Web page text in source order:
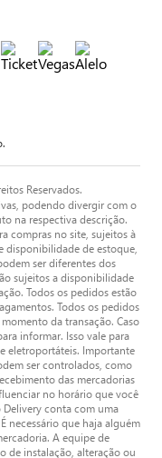
Reservados.
podendo divergir com o
na respectiva descrição.
compras no site, sujeitos à
disponibilidade de estoque,
ser diferentes dos
sujeitos a disponibilidade
Todos os pedidos estão
Todos os pedidos
da transação. Caso
informar. Isso vale para
eletroportáteis. Importante
ser controlados, como
das mercadorias
no horário que você
Delivery conta com uma
necessário que haja alguém
A equipe de
de instalação, alteração ou